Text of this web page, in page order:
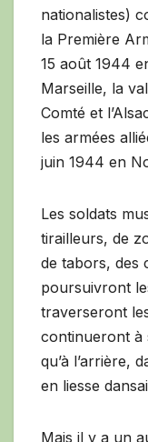
nationalistes)
la Première
15 août 1944
Marseille, la
Comté et
les armées
juin 1944 en
Les soldats
tirailleurs, de
de tabors, des
poursuivront
traverseront
continueront à
qu’à l’arrière,
en liesse
Mais il y a un